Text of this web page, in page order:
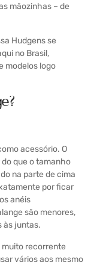
mãozinhas – de
Hudgens se
no Brasil,
modelos logo
acessório. O
que o tamanho
na parte de cima
por ficar
anéis
são menores,
às juntas.
muito recorrente
vários aos mesmo